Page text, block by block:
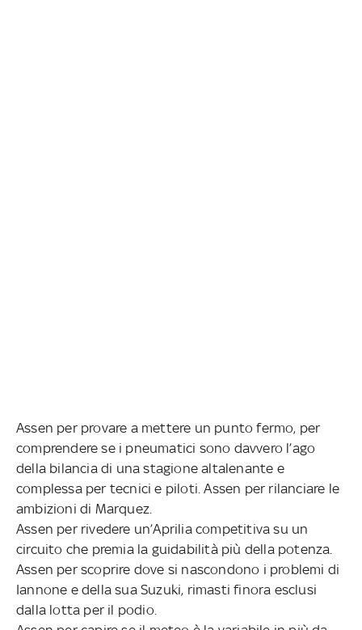
Assen per provare a mettere un punto fermo, per
comprendere se i pneumatici sono davvero l’ago
della bilancia di una stagione altalenante e
complessa per tecnici e piloti. Assen per rilanciare le
ambizioni di Marquez.
Assen per rivedere un’Aprilia competitiva su un
circuito che premia la guidabilità più della potenza.
Assen per scoprire dove si nascondono i problemi di
Iannone e della sua Suzuki, rimasti finora esclusi
dalla lotta per il podio.